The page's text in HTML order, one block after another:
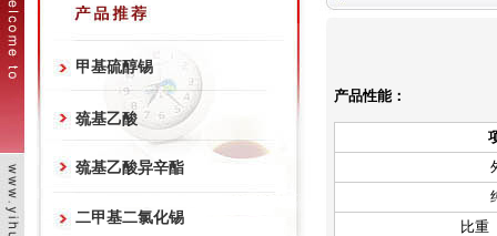
甲基硫醇锡
巯基乙酸
巯基乙酸异辛酯
二甲基二氯化锡
产品性能：
比重